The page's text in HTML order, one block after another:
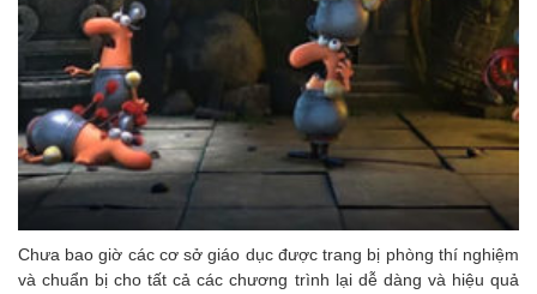
Chưa bao giờ các cơ sở giáo dục được trang bị phòng thí nghiệm
và chuẩn bị cho tất cả các chương trình lại dễ dàng và hiệu quả